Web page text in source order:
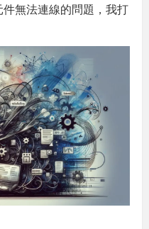
無法連線的問題，我打